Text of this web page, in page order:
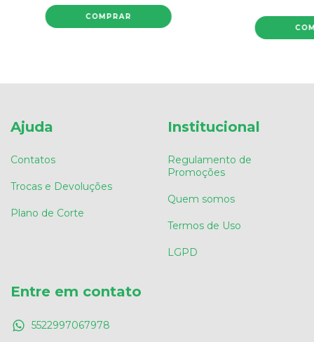
Ajuda
Contatos
Trocas e Devoluções
Plano de Corte
Institucional
Regulamento de
Promoções
Quem somos
Termos de Uso
LGPD
Entre em contato
5522997067978